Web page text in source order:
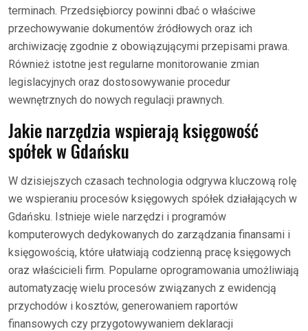
terminach. Przedsiębiorcy powinni dbać o właściwe
przechowywanie dokumentów źródłowych oraz ich
archiwizację zgodnie z obowiązującymi przepisami prawa.
Również istotne jest regularne monitorowanie zmian
legislacyjnych oraz dostosowywanie procedur
wewnętrznych do nowych regulacji prawnych.
Jakie narzędzia wspierają księgowość
spółek w Gdańsku
W dzisiejszych czasach technologia odgrywa kluczową rolę
we wspieraniu procesów księgowych spółek działających w
Gdańsku. Istnieje wiele narzędzi i programów
komputerowych dedykowanych do zarządzania finansami i
księgowością, które ułatwiają codzienną pracę księgowych
oraz właścicieli firm. Popularne oprogramowania umożliwiają
automatyzację wielu procesów związanych z ewidencją
przychodów i kosztów, generowaniem raportów
finansowych czy przygotowywaniem deklaracji